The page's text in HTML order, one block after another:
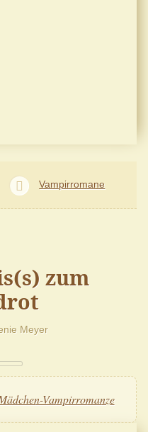
Vampirromane
zum
Meyer
Vampirromanze